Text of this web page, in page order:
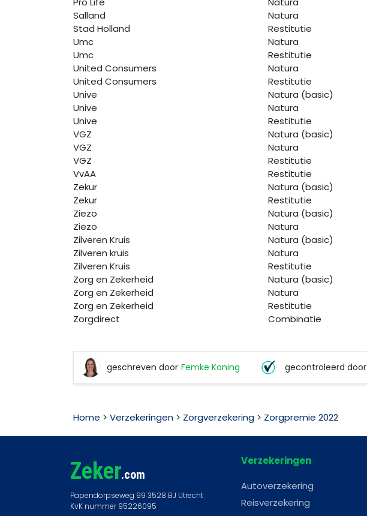
Salland
Natura
Stad Holland
Restitutie
Umc
Natura
Umc
Restitutie
United Consumers
Natura
United Consumers
Restitutie
Unive
Natura (basic)
Unive
Natura
Unive
Restitutie
VGZ
Natura (basic)
VGZ
Natura
VGZ
Restitutie
VvAA
Restitutie
Zekur
Natura (basic)
Zekur
Restitutie
Ziezo
Natura (basic)
Ziezo
Natura
Zilveren Kruis
Natura (basic)
Zilveren kruis
Natura
Zilveren Kruis
Restitutie
Zorg en Zekerheid
Natura (basic)
Zorg en Zekerheid
Natura
Zorg en Zekerheid
Restitutie
Zorgdirect
Combinatie
geschreven door Femke Koning
gecontroleerd door
Home > Verzekeringen > Zorgverzekering > Zorgpremie 2022
Zeker.com
Verzekeringen
Autoverzekering
Reisverzekering